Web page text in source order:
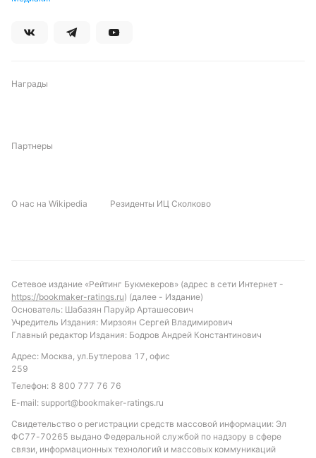
Награды
Партнеры
О нас на Wikipedia Резиденты ИЦ Сколково
Сетевое издание «Рейтинг Букмекеров» (адрес в сети Интернет -
https://bookmaker-ratings.ru) (далее - Издание)
Основатель: Шабазян Паруйр Арташесович
Учредитель Издания: Мирзоян Сергей Владимирович
Главный редактор Издания: Бодров Андрей Константинович
Адрес: Москва, ул.Бутлерова 17, офис
259
Телефон: 8 800 777 76 76
E-mail: support@bookmaker-ratings.ru
Свидетельство о регистрации средств массовой информации: Эл
ФС77-70265 выдано Федеральной службой по надзору в сфере
связи, информационных технологий и массовых коммуникаций